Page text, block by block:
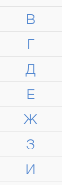
В
Г
Д
Е
Ж
З
И